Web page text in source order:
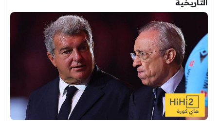
التاريخية